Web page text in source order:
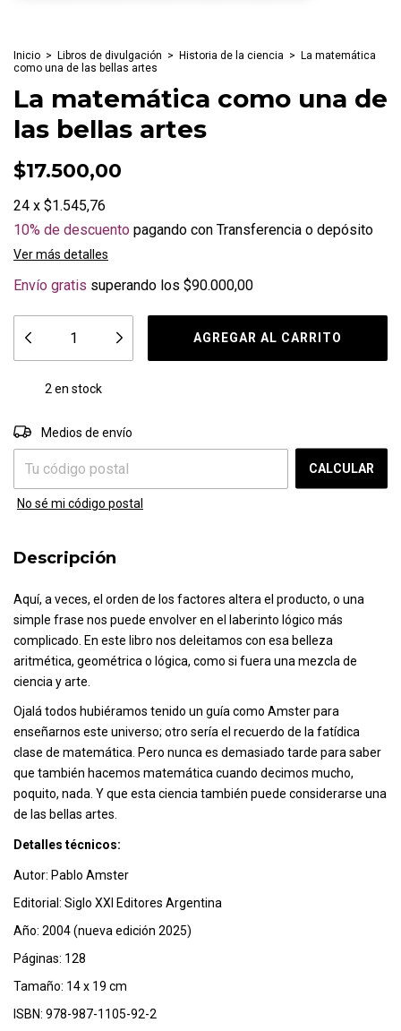
Inicio > Libros de divulgación > Historia de la ciencia > La matemática
como una de las bellas artes
La matemática como una de
las bellas artes
$17.500,00
24 x $1.545,76
10% de descuento pagando con Transferencia o depósito
Ver más detalles
Envío gratis superando los $90.000,00
2 en stock
Entregas para el CP:
Medios de envío
CALCULAR
No sé mi código postal
Descripción
Aquí, a veces, el orden de los factores altera el producto, o una
simple frase nos puede envolver en el laberinto lógico más
complicado. En este libro nos deleitamos con esa belleza
aritmética, geométrica o lógica, como si fuera una mezcla de
ciencia y arte.
Ojalá todos hubiéramos tenido un guía como Amster para
enseñarnos este universo; otro sería el recuerdo de la fatídica
clase de matemática. Pero nunca es demasiado tarde para saber
que también hacemos matemática cuando decimos mucho,
poquito, nada. Y que esta ciencia también puede considerarse una
de las bellas artes.
Detalles técnicos:
Autor: Pablo Amster
Editorial: Siglo XXI Editores Argentina
Año: 2004 (nueva edición 2025)
Páginas: 128
Tamaño: 14 x 19 cm
ISBN: 978-987-1105-92-2